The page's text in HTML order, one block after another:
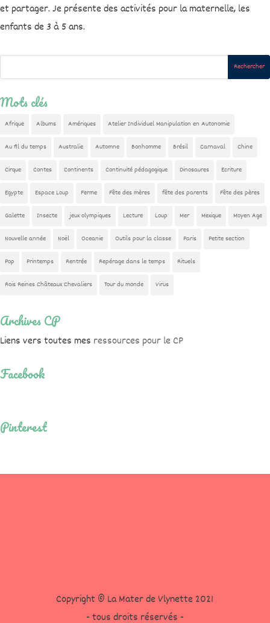
et partager. Je présente des activités pour la maternelle, les
enfants de 3 à 5 ans.
Mots clés
Afrique Albums Amériques Atelier Individuel Manipulation en Autonomie
Au fil du temps Australie Automne Bonhomme Brésil Carnaval Chine
Cirque Contes Continents Continuité pédagogique Dinosaures Ecriture
Egypte Espace Loup Ferme Fête des mères fête des parents Fête des pères
Galette Insecte jeux olympiques Lecture Loup Mer Mexique Moyen Age
Nouvelle année Noël Oceanie Outils pour la classe Paris Petite section
Pop Printemps Rentrée Repérage dans le temps Rituels
Rois Reines Châteaux Chevaliers Tour du monde Virus
Archives CP
Liens vers toutes mes ressources pour le CP
Facebook
Pinterest
Copyright © La Mater de Vlynette 2021
- tous droits réservés -